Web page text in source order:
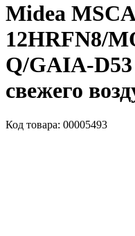
Midea
12HRFN8/
Q/GAIA-
свежего
Код товара: 00005493